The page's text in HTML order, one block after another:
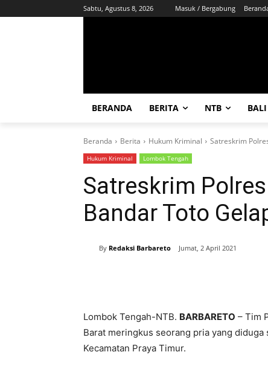
Sabtu, Agustus 8, 2026 Masuk / Bergabung
BERANDA BERITA NTB BALI
Beranda Berita Hukum Kriminal Satreskrim
Hukum Kriminal Lombok Tengah
Satreskrim
Bandar Toto
By Redaksi Barbareto Jumat, 2 April 2021
Lombok Tengah-NTB. BARBARETO – Tim
Barat meringkus seorang pria yang
Kecamatan Praya Timur.